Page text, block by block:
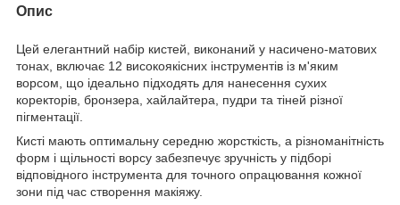
Опис
Цей елегантний набір кистей, виконаний у насичено-матових
тонах, включає 12 високоякісних інструментів із м'яким
ворсом, що ідеально підходять для нанесення сухих
коректорів, бронзера, хайлайтера, пудри та тіней різної
пігментації.
Кисті мають оптимальну середню жорсткість, а різноманітність
форм і щільності ворсу забезпечує зручність у підборі
відповідного інструмента для точного опрацювання кожної
зони під час створення макіяжу.